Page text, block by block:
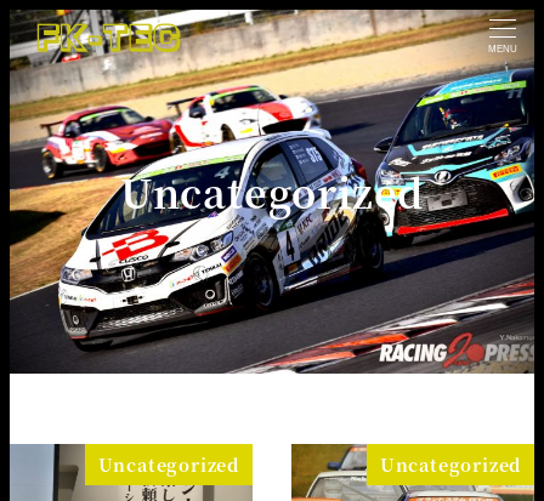
MENU
Uncategorized
Uncategorized Uncategorized